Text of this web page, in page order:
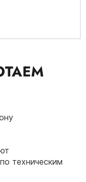
техническим